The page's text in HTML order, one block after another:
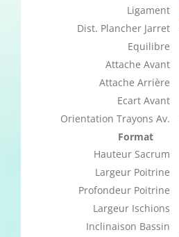
Ligament
Dist. Plancher Jarret
Equilibre
Attache Avant
Attache Arrière
Ecart Avant
Orientation Trayons Av.
Format
Hauteur Sacrum
Largeur Poitrine
Profondeur Poitrine
Largeur Ischions
Inclinaison Bassin